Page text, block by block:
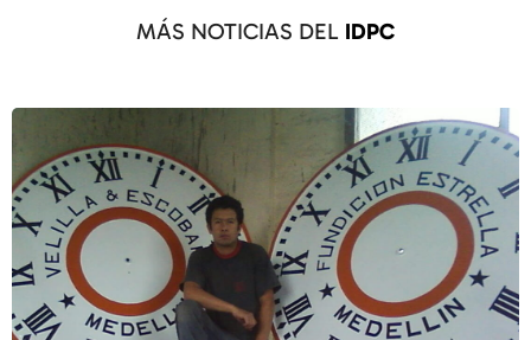
MÁS NOTICIAS DEL IDPC